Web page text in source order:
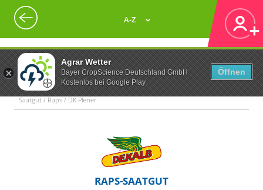
Agrar Wetter
Bayer CropScience Deutschland GmbH
Kostenlos bei Google Play
Öffnen
A-Z
Saatgut / Raps / DK Plener
RAPS-SAATGUT